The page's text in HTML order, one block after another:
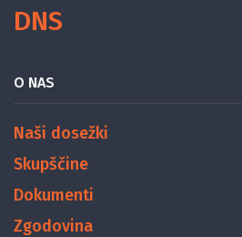
DNS
O NAS
Naši dosežki
Skupščine
Dokumenti
Zgodovina